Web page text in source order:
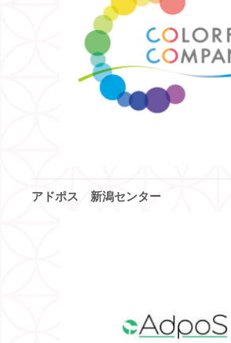
アドポス 新潟センター